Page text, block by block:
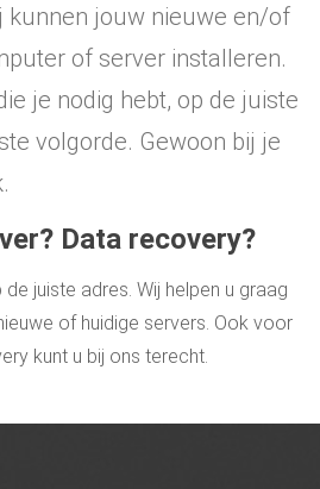
kunnen jouw nieuwe en/of
of server installeren.
je nodig hebt, op de juiste
volgorde. Gewoon bij je
Data recovery?
de juiste adres. Wij helpen u graag
of huidige servers. Ook voor
kunt u bij ons terecht.